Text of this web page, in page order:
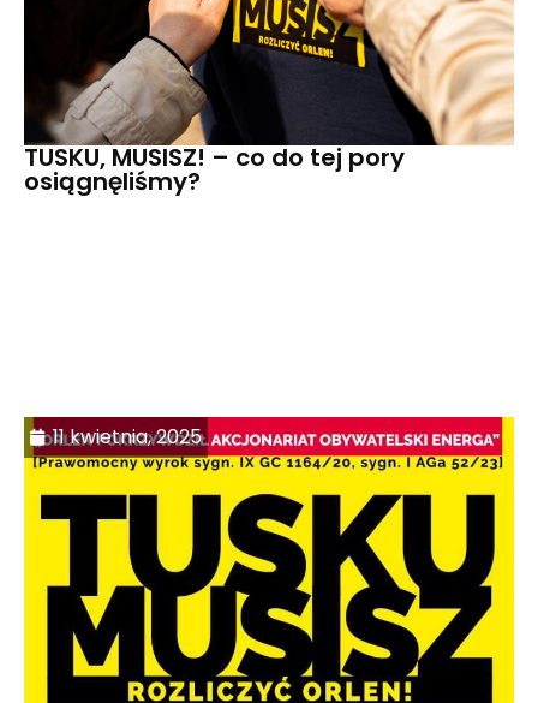
TUSKU, MUSISZ! – co do tej pory
osiągnęliśmy?
11 kwietnia, 2025